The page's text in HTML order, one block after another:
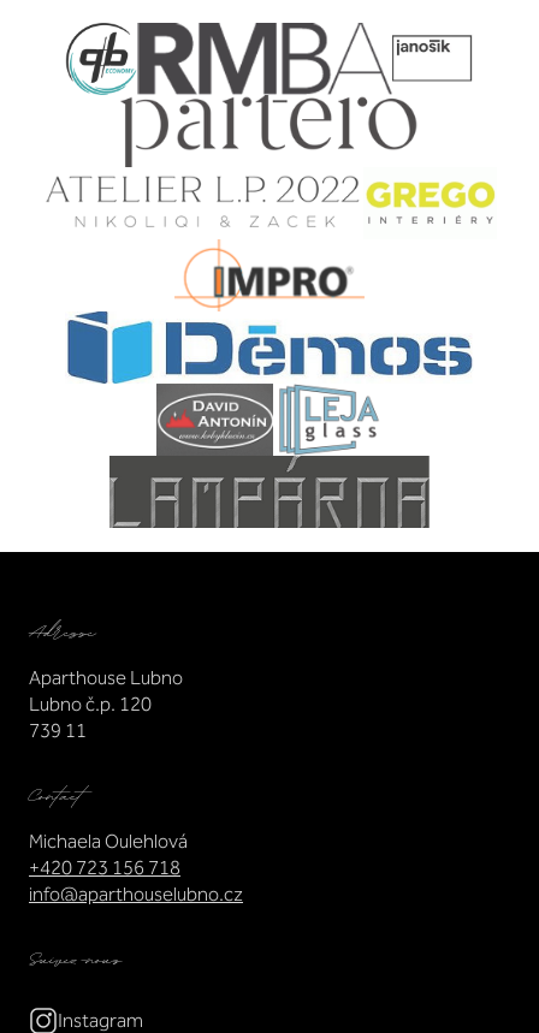
Adresse
Aparthouse Lubno
Lubno č.p. 120
739 11
Contact
Michaela Oulehlová
+420 723 156 718
info@aparthouselubno.cz
Suivez-nous
Instagram